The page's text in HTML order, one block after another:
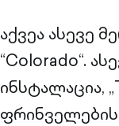
აქვეა ასევე
“Colorado“.
ინსტალაცია,